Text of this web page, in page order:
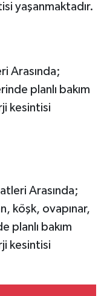
yaşanmaktadır.
Arasında;
planlı bakım
kesintisi
Arasında;
köşk, ovapınar,
planlı bakım
kesintisi